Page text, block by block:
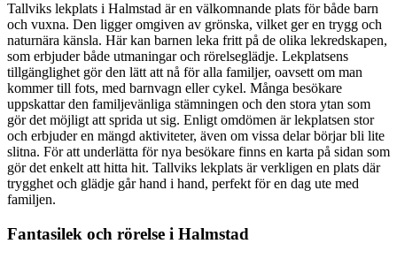
Tallviks lekplats i Halmstad är en välkomnande plats för både barn
och vuxna. Den ligger omgiven av grönska, vilket ger en trygg och
naturnära känsla. Här kan barnen leka fritt på de olika lekredskapen,
som erbjuder både utmaningar och rörelseglädje. Lekplatsens
tillgänglighet gör den lätt att nå för alla familjer, oavsett om man
kommer till fots, med barnvagn eller cykel. Många besökare
uppskattar den familjevänliga stämningen och den stora ytan som
gör det möjligt att sprida ut sig. Enligt omdömen är lekplatsen stor
och erbjuder en mängd aktiviteter, även om vissa delar börjar bli lite
slitna. För att underlätta för nya besökare finns en karta på sidan som
gör det enkelt att hitta hit. Tallviks lekplats är verkligen en plats där
trygghet och glädje går hand i hand, perfekt för en dag ute med
familjen.
Fantasilek och rörelse i Halmstad